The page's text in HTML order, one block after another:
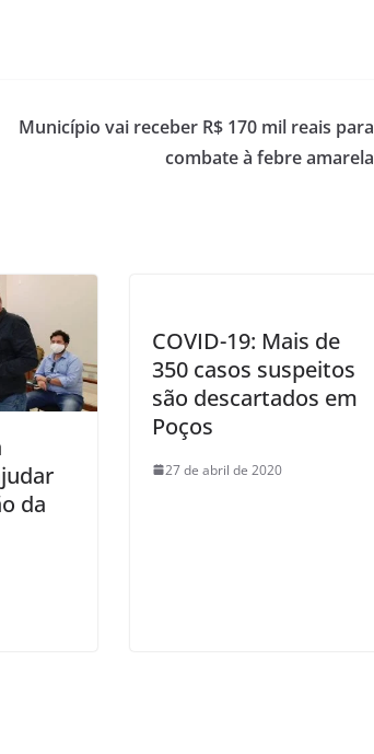
Município vai receber R$ 170 mil reais para
combate à febre amarela
da
COVID-19: Mais de
350 casos suspeitos
são descartados em
Poços
27 de abril de 2020